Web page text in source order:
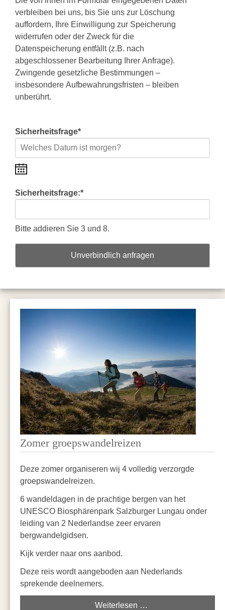
verbleiben bei uns, bis Sie uns zur Löschung
auffordern, Ihre Einwilligung zur Speicherung
widerrufen oder der Zweck für die
Datenspeicherung entfällt (z.B. nach
abgeschlossener Bearbeitung Ihrer Anfrage).
Zwingende gesetzliche Bestimmungen –
insbesondere Aufbewahrungsfristen – bleiben
unberührt.
Sicherheitsfrage*
Sicherheitsfrage:*
Bitte addieren Sie 3 und 8.
Unverbindlich anfragen
Zomer groepswandelreizen
Deze zomer organiseren wij 4 volledig verzorgde
groepswandelreizen.
6 wandeldagen in de prachtige bergen van het
UNESCO Biosphärenpark Salzburger Lungau onder
leiding van 2 Nederlandse zeer ervaren
bergwandelgidsen.
Kijk verder naar ons aanbod.
Deze reis wordt aangeboden aan Nederlands
sprekende deelnemers.
Weiterlesen …